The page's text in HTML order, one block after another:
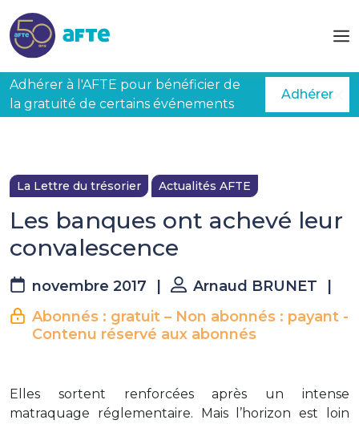
Adhérer à l'AFTE pour bénéficier de
la gratuité de certains événements
Adhérer
La Lettre du trésorier Actualités AFTE
Les banques ont achevé leur
convalescence
novembre 2017 Arnaud BRUNET
Abonnés : gratuit – Non abonnés : payant -
Contenu réservé aux abonnés
Elles sortent renforcées après un intense
matraquage réglementaire. Mais l’horizon est loin